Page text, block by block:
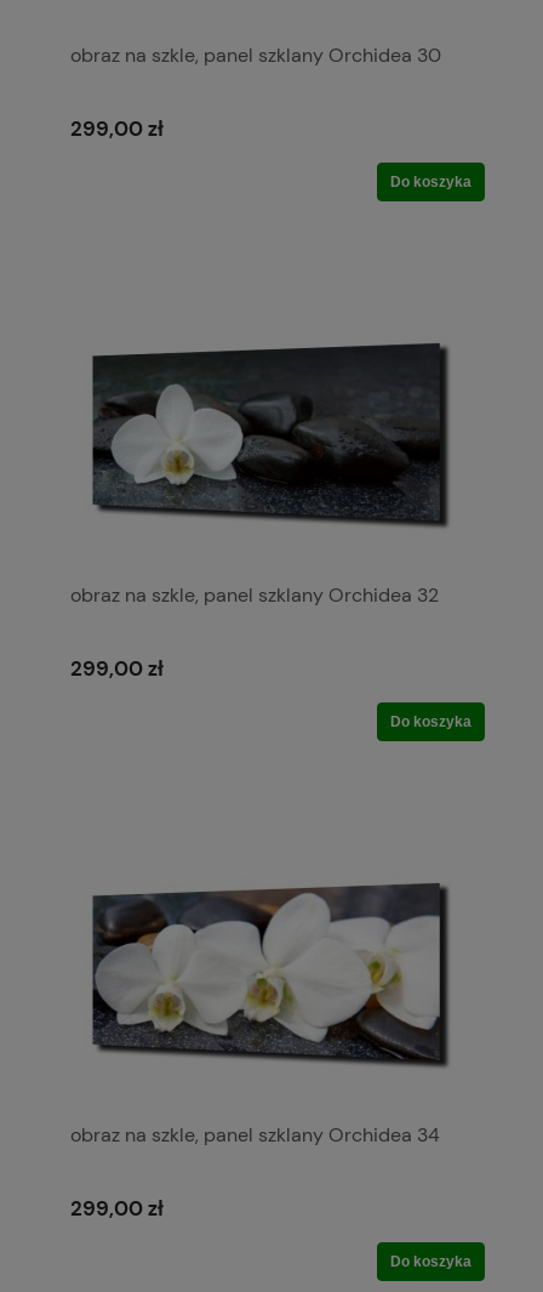
obraz na szkle, panel szklany Orchidea 30
299,00 zł
Do koszyka
obraz na szkle, panel szklany Orchidea 32
299,00 zł
Do koszyka
obraz na szkle, panel szklany Orchidea 34
299,00 zł
Do koszyka